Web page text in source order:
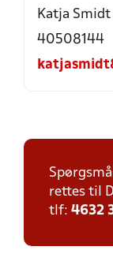
Katja Smidt
40508144
rettes til
tlf: 4632